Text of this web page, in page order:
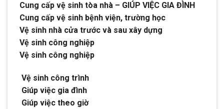
Cung cấp vệ sinh tòa nhà – GIÚP VIỆC GIA ĐÌNH
Cung cấp vệ sinh bệnh viện, trường học
Vệ sinh nhà cửa trước và sau xây dựng
Vệ sinh công nghiệp
Vệ sinh công nghiệp
Vệ sinh công trình
Giúp việc gia đình
Giúp việc theo giờ